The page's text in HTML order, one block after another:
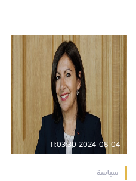
2024-08-04 11:03:30
سياسة